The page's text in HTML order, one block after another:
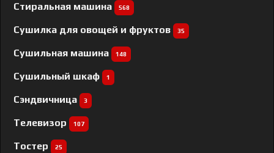
Стиральная машина 568
Сушилка для овощей и фруктов 35
Сушильная машина 148
Сушильный шкаф 1
Сэндвичница 3
Телевизор 107
Тостер 25